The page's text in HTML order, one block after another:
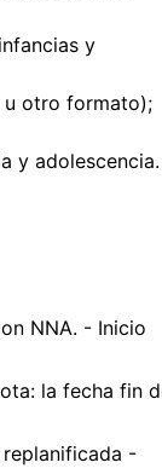
y
u otro formato);
y
NNA. - Inicio
la fecha fin
-